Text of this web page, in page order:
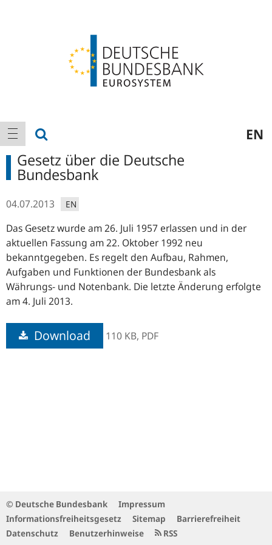
Hauptnavigation
Navigation anzeigen EN
Gesetz über die Deutsche
Bundesbank
04.07.2013 EN
Das Gesetz wurde am 26. Juli 1957 erlassen und in der
aktuellen Fassung am 22. Oktober 1992 neu
bekanntgegeben. Es regelt den Aufbau, Rahmen,
Aufgaben und Funktionen der Bundesbank als
Währungs- und Notenbank. Die letzte Änderung erfolgte
am 4. Juli 2013.
Download 110 KB, PDF
© Deutsche Bundesbank
Impressum
Informationsfreiheitsgesetz
Sitemap
Barrierefreiheit
Datenschutz
Benutzerhinweise RSS